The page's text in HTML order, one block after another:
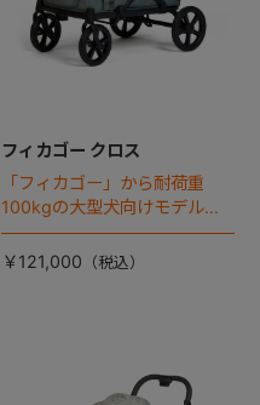
フィカゴー クロス
「フィカゴー」から耐荷重
100kgの大型犬向けモデルが
登場。
￥121,000